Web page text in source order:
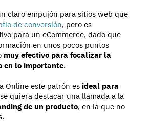
claro empujón para sitios web que
de conversión, pero es
para un eCommerce, dado que
en unos pocos puntos
muy efectivo para focalizar la
en lo importante.
Online este patrón es ideal para
quiera destacar una llamada a la
de un producto, en la que no